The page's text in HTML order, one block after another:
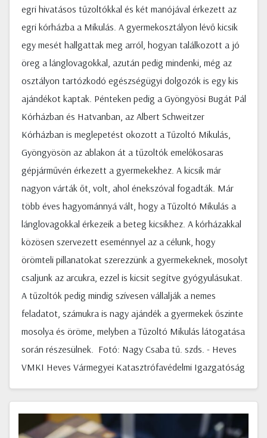
egri hivatásos tűzoltókkal és két manójával érkezett az
egri kórházba a Mikulás. A gyermekosztályon lévő kicsik
egy mesét hallgattak meg arról, hogyan találkozott a jó
öreg a lánglovagokkal, azután pedig mindenki, még az
osztályon tartózkodó egészségügyi dolgozók is egy kis
ajándékot kaptak. Pénteken pedig a Gyöngyösi Bugát Pál
Kórházban és Hatvanban, az Albert Schweitzer
Kórházban is meglepetést okozott a Tűzoltó Mikulás,
Gyöngyösön az ablakon át a tűzoltók emelőkosaras
gépjárművén érkezett a gyermekekhez. A kicsik már
nagyon várták őt, volt, ahol énekszóval fogadták. Már
több éves hagyománnyá vált, hogy a Tűzoltó Mikulás a
lánglovagokkal érkezeik a beteg kicsikhez. A kórházakkal
közösen szervezett eseménnyel az a célunk, hogy
örömteli pillanatokat szerezzünk a gyermekeknek, mosolyt
csaljunk az arcukra, ezzel is kicsit segítve gyógyulásukat.
A tűzoltók pedig mindig szívesen vállalják a nemes
feladatot, számukra is nagy ajándék a gyermekek őszinte
mosolya és öröme, melyben a Tűzoltó Mikulás látogatása
során részesülnek. Fotó: Nagy Csaba tű. szds. - Heves
VMKI Heves Vármegyei Katasztrófavédelmi Igazgatóság